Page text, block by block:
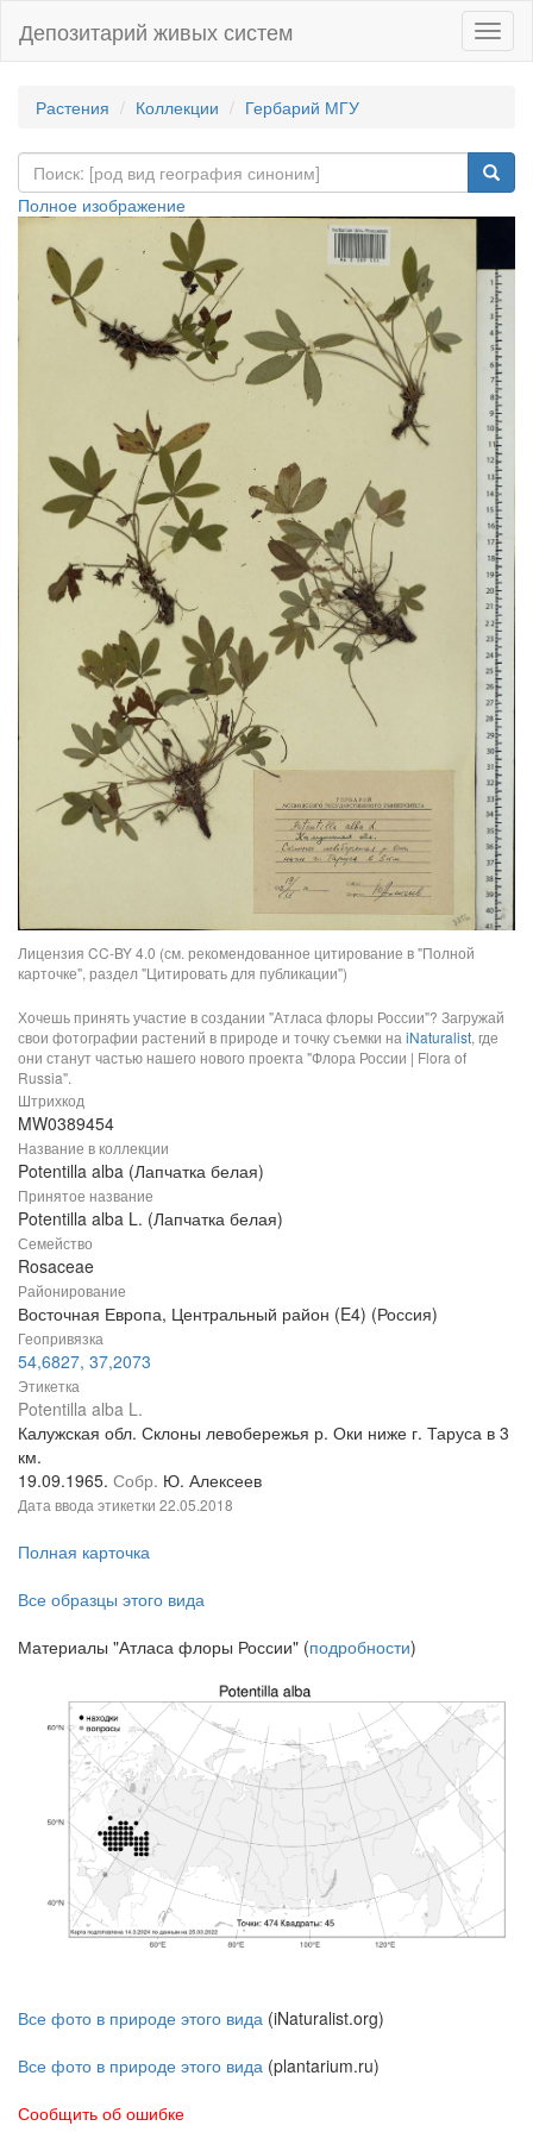
Депозитарий живых систем
Растения Коллекции Гербарий МГУ
Полное изображение
Лицензия CC-BY 4.0 (см. рекомендованное цитирование в "Полной
карточке", раздел "Цитировать для публикации")
Хочешь принять участие в создании "Атласа флоры России"? Загружай
свои фотографии растений в природе и точку съемки наiNaturalist, где
они станут частью нашего нового проекта "Флора России | Flora of
Russia".
Штрихкод
MW0389454
Название в коллекции
Potentilla alba (Лапчатка белая)
Принятое название
Potentilla alba L. (Лапчатка белая)
Семейство
Rosaceae
Районирование
Восточная Европа, Центральный район (E4) (Россия)
Геопривязка
54,6827, 37,2073
Этикетка
Potentilla alba L.
Калужская обл. Склоны левобережья р. Оки ниже г. Таруса в 3
км.
19.09.1965. Собр. Ю. Алексеев
Дата ввода этикетки 22.05.2018
Полная карточка
Все образцы этого вида
Материалы "Атласа флоры России" (подробности)
Все фото в природе этого вида (iNaturalist.org)
Все фото в природе этого вида (plantarium.ru)
Сообщить об ошибке